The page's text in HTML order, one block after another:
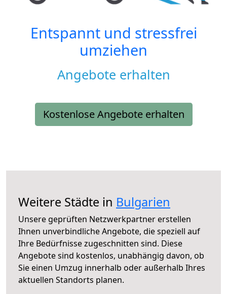
Entspannt und stressfrei
umziehen
Angebote erhalten
Kostenlose Angebote erhalten
Weitere Städte in Bulgarien
Unsere geprüften Netzwerkpartner erstellen
Ihnen unverbindliche Angebote, die speziell auf
Ihre Bedürfnisse zugeschnitten sind. Diese
Angebote sind kostenlos, unabhängig davon, ob
Sie einen Umzug innerhalb oder außerhalb Ihres
aktuellen Standorts planen.